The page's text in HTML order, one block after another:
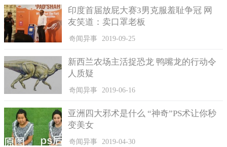
观众的胃口。
印度首届放屁大赛3男克服羞耻争冠 网
友笑道：卖口罩老板
奇闻异事 2019-09-25
新西兰农场主活捉恐龙 鸭嘴龙的行动令
人质疑
奇闻异事 2019-06-16
亚洲四大邪术是什么 “神奇”PS术让你秒
变美女
奇闻异事 2019-04-30